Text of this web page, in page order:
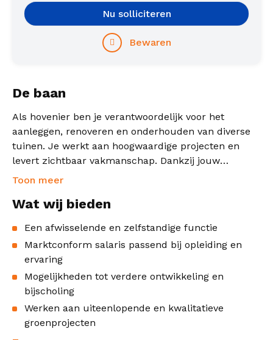
Nu solliciteren
Bewaren
De baan
Als hovenier ben je verantwoordelijk voor het
aanleggen, renoveren en onderhouden van diverse
tuinen. Je werkt aan hoogwaardige projecten en
levert zichtbaar vakmanschap. Dankzij jouw
opleiding en ervaring kun je zelfstandig
verantwoordelijkheid voor kwaliteit en planning.
Toon meer
Wat wij bieden
Een afwisselende en zelfstandige functie
Marktconform salaris passend bij opleiding en
ervaring
Mogelijkheden tot verdere ontwikkeling en
bijscholing
Werken aan uiteenlopende en kwalitatieve
groenprojecten